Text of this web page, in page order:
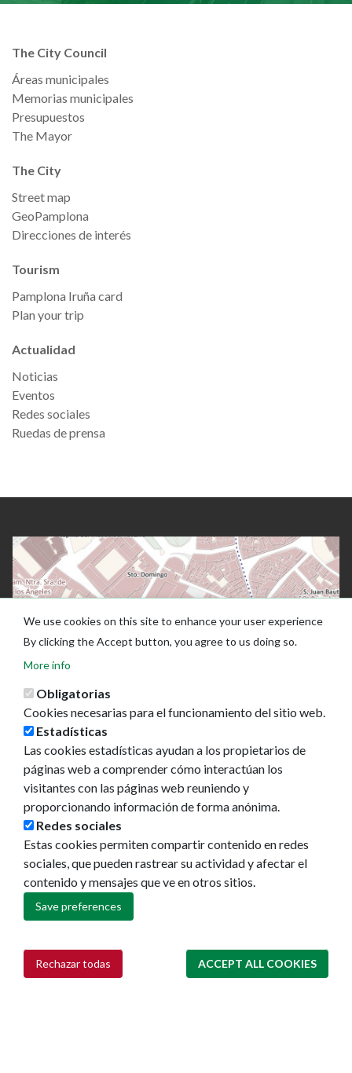
The City Council
Áreas municipales
Memorias municipales
Presupuestos
The Mayor
The City
Street map
GeoPamplona
Direcciones de interés
Tourism
Pamplona Iruña card
Plan your trip
Actualidad
Noticias
Eventos
Redes sociales
Ruedas de prensa
Ayuntamiento de Pamplona
Plaza Consistorial, s/n
948 420 100
pamplona@pamplona.es
We use cookies on this site to enhance your user experience
By clicking the Accept button, you agree to us doing so.
More info
Obligatorias
Cookies necesarias para el funcionamiento del sitio web.
Estadísticas
Las cookies estadísticas ayudan a los propietarios de
páginas web a comprender cómo interactúan los
visitantes con las páginas web reuniendo y
proporcionando información de forma anónima.
Redes sociales
Estas cookies permiten compartir contenido en redes
sociales, que pueden rastrear su actividad y afectar el
contenido y mensajes que ve en otros sitios.
Save preferences
Rechazar todas ACCEPT ALL COOKIES
Withdraw consent